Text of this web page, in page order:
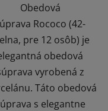
Obedová
Rococo (42-
pre 12 osôb) je
obedová
vyrobená z
Táto obedová
s elegantne